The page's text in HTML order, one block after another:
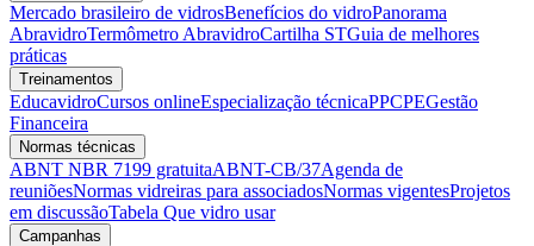
Mercado brasileiro de vidrosBenefícios do vidroPanorama
AbravidroTermômetro AbravidroCartilha STGuia de melhores
práticas
Treinamentos
EducavidroCursos onlineEspecialização técnicaPPCPEGestão
Financeira
Normas técnicas
ABNT NBR 7199 gratuitaABNT-CB/37Agenda de
reuniõesNormas vidreiras para associadosNormas vigentesProjetos
em discussãoTabela Que vidro usar
Campanhas